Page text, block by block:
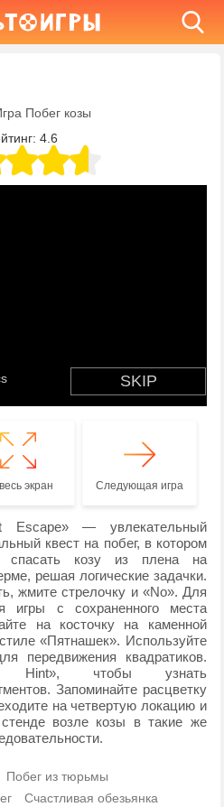
Побег козы
4.6
экран Следующая игра
Escape» — увлекательный
квест на побег, в котором
спасать козу из плена на
решая логические задачки.
жмите стрелочку и «No». Для
игры с сохраненного места
на косточку на каменной
«Пятнашек». Используйте
передвижения квадратиков.
Hint», чтобы узнать
Запоминайте расцветку
на четвертую локацию и
возле козы в такие же
Побег из тюрьмы
Счастливая обезьянка